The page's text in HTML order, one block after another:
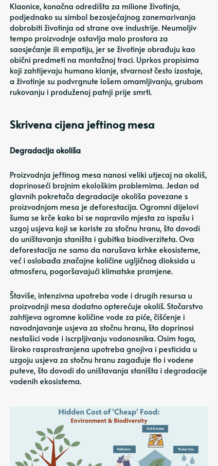
Klaonice, konačna odredišta za milione životinja,
podjednako su simbol bezosjećajnog zanemarivanja
dobrobiti životinja od strane ove industrije. Neumoljiv
tempo proizvodnje ostavlja malo prostora za
saosjećanje ili empatiju, jer se životinje obrađuju kao
obični predmeti na montažnoj traci. Uprkos propisima
koji zahtijevaju humano klanje, stvarnost često izostaje,
a životinje su podvrgnute lošem omamljivanju, grubom
rukovanju i produženoj patnji prije smrti.
Skrivena cijena jeftinog mesa
Degradacija okoliša
Proizvodnja jeftinog mesa nanosi veliki utjecaj na okoliš,
doprinoseći brojnim ekološkim problemima. Jedan od
glavnih pokretača degradacije okoliša povezane s
proizvodnjom mesa je deforestacija. Ogromni dijelovi
šuma se krče kako bi se napravilo mjesta za ispašu i
uzgoj usjeva koji se koriste za stočnu hranu, što dovodi
do uništavanja staništa i gubitka biodiverziteta. Ova
deforestacija ne samo da narušava krhke ekosisteme,
već ioslobađa značajne količine ugljičnog dioksida u
atmosferu, pogoršavajući klimatske promjene.
Štaviše, intenzivna upotreba vode i drugih resursa u
proizvodnji mesa dodatno opterećuje okoliš. Stočarstvo
zahtijeva ogromne količine vode za piće, čišćenje i
navodnjavanje usjeva za stočnu hranu, što doprinosi
nestašici vode i iscrpljivanju vodonosnika. Osim toga,
široko rasprostranjena upotreba gnojiva i pesticida u
uzgoju usjeva za stočnu hranu zagađuje tlo i vodene
puteve, što dovodi do uništavanja staništa i degradacije
vodenih ekosistema.